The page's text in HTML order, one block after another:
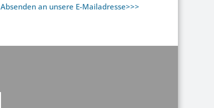
Absenden an unsere E-Mailadresse>>>